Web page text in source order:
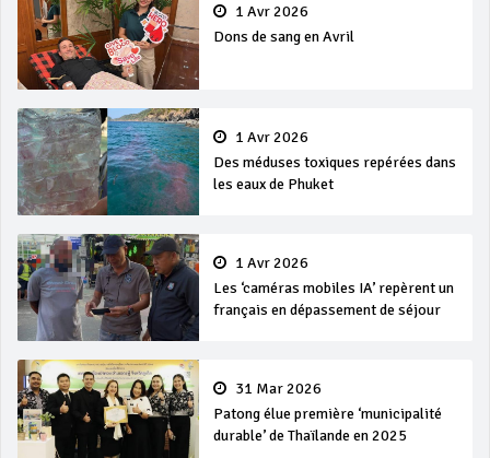
1 Avr 2026
Dons de sang en Avril
1 Avr 2026
Des méduses toxiques repérées dans
les eaux de Phuket
1 Avr 2026
Les ‘caméras mobiles IA’ repèrent un
français en dépassement de séjour
31 Mar 2026
Patong élue première ‘municipalité
durable’ de Thaïlande en 2025